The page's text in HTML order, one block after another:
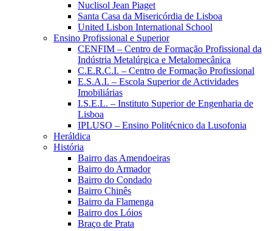
Nuclisol Jean Piaget
Santa Casa da Misericórdia de Lisboa
United Lisbon International School
Ensino Profissional e Superior
CENFIM – Centro de Formação Profissional da
Indústria Metalúrgica e Metalomecânica
C.E.R.C.I. – Centro de Formação Profissional
E.S.A.I. – Escola Superior de Actividades
Imobiliárias
I.S.E.L. – Instituto Superior de Engenharia de
Lisboa
IPLUSO – Ensino Politécnico da Lusofonia
Heráldica
História
Bairro das Amendoeiras
Bairro do Armador
Bairro do Condado
Bairro Chinês
Bairro da Flamenga
Bairro dos Lóios
Braço de Prata